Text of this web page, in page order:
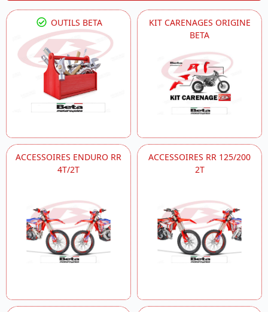
OUTILS BETA
KIT CARENAGES ORIGINE
BETA
ACCESSOIRES ENDURO RR
4T/2T
ACCESSOIRES RR 125/200
2T